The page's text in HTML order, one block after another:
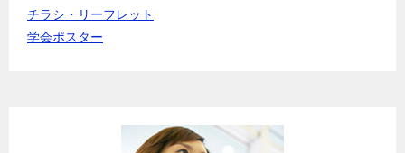
チラシ・リーフレット
学会ポスター